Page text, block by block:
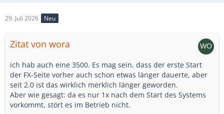
29. Juli 2026 Neu
Zitat von wora
ich hab auch eine 3500. Es mag sein, dass der erste Start
der FX-Seite vorher auch schon etwas länger dauerte, aber
seit 2.0 ist das wirklich merklich länger geworden.
Aber wie gesagt: da es nur 1x nach dem Start des Systems
vorkommt, stört es im Betrieb nicht.